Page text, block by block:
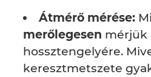
Átmérő mérése:
merőlegesen mérjük
hossztengelyére.
keresztmetszete